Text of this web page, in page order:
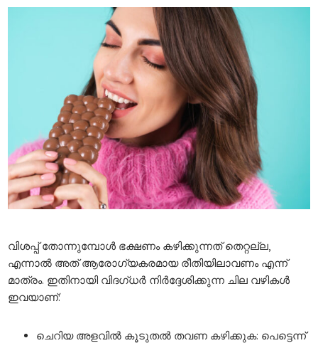
വിശപ്പ് തോന്നുമ്പോൾ ഭക്ഷണം കഴിക്കുന്നത് തെറ്റല്ല,
എന്നാൽ അത് ആരോഗ്യകരമായ രീതിയിലാവണം എന്ന്
മാത്രം. ഇതിനായി വിദഗ്ധർ നിർദ്ദേശിക്കുന്ന ചില വഴികൾ
ഇവയാണ്:
ചെറിയ അളവിൽ കൂടുതൽ തവണ കഴിക്കുക: പെട്ടെന്ന്